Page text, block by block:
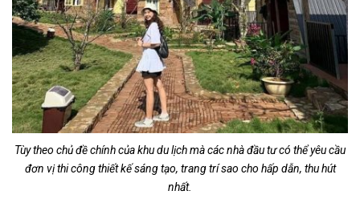
Tùy theo chủ đề chính của khu du lịch mà các nhà đầu tư có thể yêu cầu
đơn vị thi công thiết kế sáng tạo, trang trí sao cho hấp dẫn, thu hút
nhất.